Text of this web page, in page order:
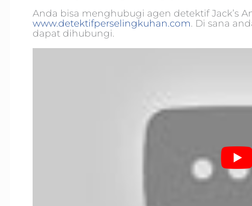
Anda bisa menghubugi agen detektif Jack’s
www.detektifperselingkuhan.com. Di sana
dapat dihubungi.